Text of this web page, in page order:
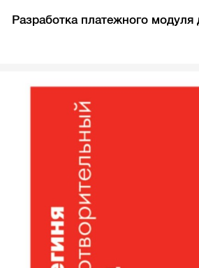
Разработка платежного